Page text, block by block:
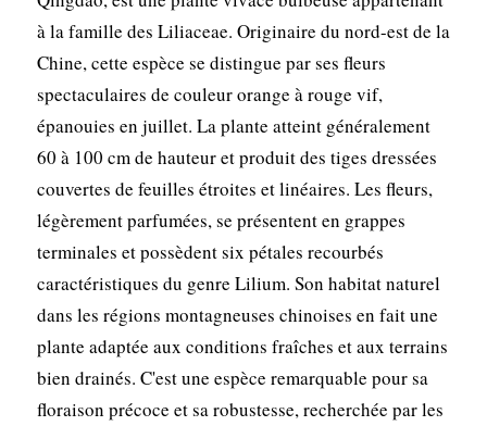
à la famille des Liliaceae. Originaire du nord-est de la
Chine, cette espèce se distingue par ses fleurs
spectaculaires de couleur orange à rouge vif,
épanouies en juillet. La plante atteint généralement
60 à 100 cm de hauteur et produit des tiges dressées
couvertes de feuilles étroites et linéaires. Les fleurs,
légèrement parfumées, se présentent en grappes
terminales et possèdent six pétales recourbés
caractéristiques du genre Lilium. Son habitat naturel
dans les régions montagneuses chinoises en fait une
plante adaptée aux conditions fraîches et aux terrains
bien drainés. C'est une espèce remarquable pour sa
floraison précoce et sa robustesse, recherchée par les